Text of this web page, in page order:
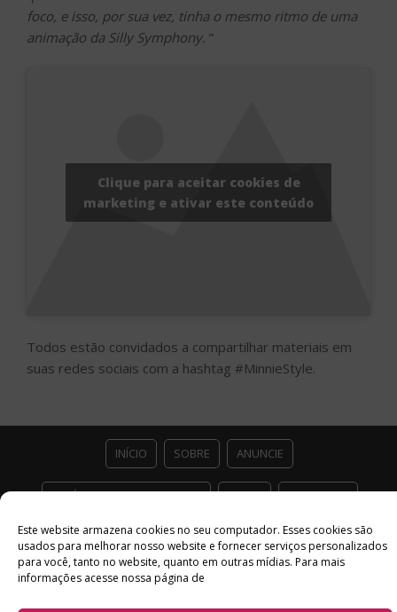
Este website armazena cookies no seu computador. Esses cookies são
usados ​​para melhorar nosso website e fornecer serviços personalizados
para você, tanto no website, quanto em outras mídias. Para mais
informações acesse nossa página de
foco, e isso, por sua vez, tinha o mesmo ritmo de uma
animação da Silly Symphony. ”
Clique para aceitar cookies de
marketing e ativar este conteúdo
Todos estão convidados a compartilhar materiais em
suas redes sociais com a hashtag #MinnieStyle.
INÍCIO SOBRE ANUNCIE
ESTÚDIO ACESSO CULTURAL GUIAS PARCEIROS
CONTATO POLÍTICA DE PRIVACIDADE
Facebook
Twitter
©